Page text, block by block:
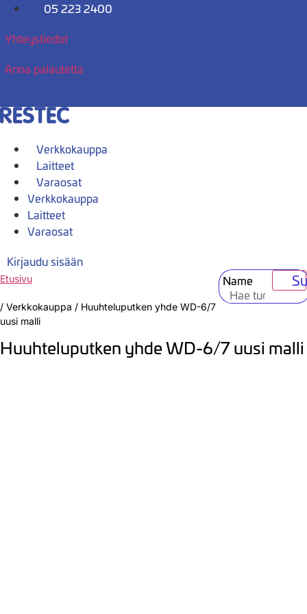
Mene
05 223 2400
Yhteystiedot
Anna palautetta
Verkkokauppa
Laitteet
Varaosat
Verkkokauppa
Laitteet
Varaosat
Kirjaudu sisään
Name
Etusivu
/ Verkkokauppa / Huuhteluputken yhde WD-6/7
uusi malli
Huuhteluputken yhde WD-6/7 uusi malli